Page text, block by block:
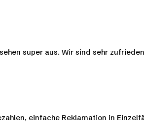
super aus. Wir sind sehr
einfache Reklamation in